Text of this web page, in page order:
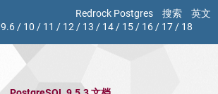
Redrock Postgres 搜索
英文
9.6/ 10 / 11 / 12/ 13 / 14/ 15/ 16/ 17/ 18